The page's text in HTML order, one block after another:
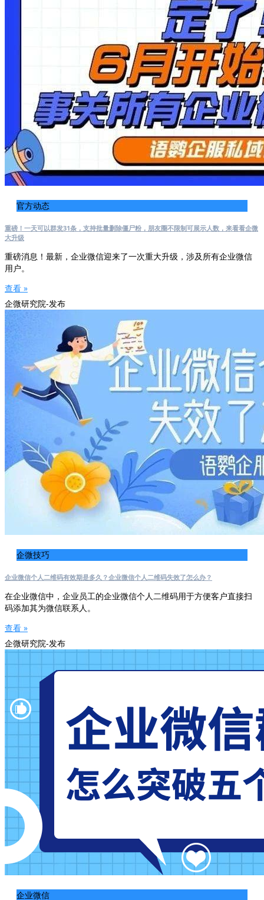
官方动态
重磅！一天可以群发31条，支持批量删除僵尸粉，朋友圈不限制可展示人数，来看看企微
大升级
重磅消息！最新，企业微信迎来了一次重大升级，涉及所有企业微信
用户。
查看 »
企微研究院-发布
企微技巧
企业微信个人二维码有效期是多久？企业微信个人二维码失效了怎么办？
在企业微信中，企业员工的企业微信个人二维码用于方便客户直接扫
码添加其为微信联系人。
查看 »
企微研究院-发布
企业微信